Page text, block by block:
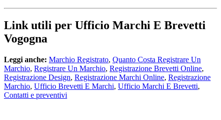
Link utili per Ufficio Marchi E Brevetti
Vogogna
Leggi anche: Marchio Registrato, Quanto Costa Registrare Un
Marchio, Registrare Un Marchio, Registrazione Brevetti Online,
Registrazione Design, Registrazione Marchi Online, Registrazione
Marchio, Ufficio Brevetti E Marchi, Ufficio Marchi E Brevetti,
Contatti e preventivi